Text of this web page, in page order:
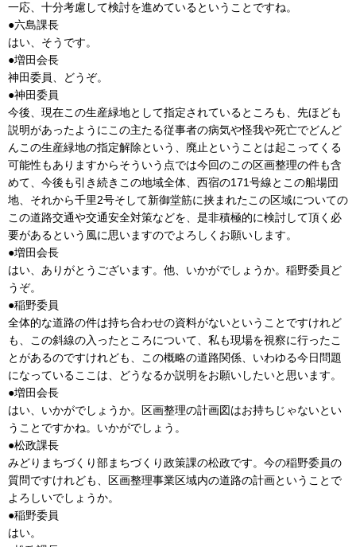
一応、十分考慮して検討を進めているということですね。
●六島課長
はい、そうです。
●増田会長
神田委員、どうぞ。
●神田委員
今後、現在この生産緑地として指定されているところも、先ほども
説明があったようにこの主たる従事者の病気や怪我や死亡でどんど
んこの生産緑地の指定解除という、廃止ということは起こってくる
可能性もありますからそういう点では今回のこの区画整理の件も含
めて、今後も引き続きこの地域全体、西宿の171号線とこの船場団
地、それから千里2号そして新御堂筋に挟まれたこの区域についての
この道路交通や交通安全対策などを、是非積極的に検討して頂く必
要があるという風に思いますのでよろしくお願いします。
●増田会長
はい、ありがとうございます。他、いかがでしょうか。稲野委員ど
うぞ。
●稲野委員
全体的な道路の件は持ち合わせの資料がないということですけれど
も、この斜線の入ったところについて、私も現場を視察に行ったこ
とがあるのですけれども、この概略の道路関係、いわゆる今日問題
になっているここは、どうなるか説明をお願いしたいと思います。
●増田会長
はい、いかがでしょうか。区画整理の計画図はお持ちじゃないとい
うことですかね。いかがでしょう。
●松政課長
みどりまちづくり部まちづくり政策課の松政です。今の稲野委員の
質問ですけれども、区画整理事業区域内の道路の計画ということで
よろしいでしょうか。
●稲野委員
はい。